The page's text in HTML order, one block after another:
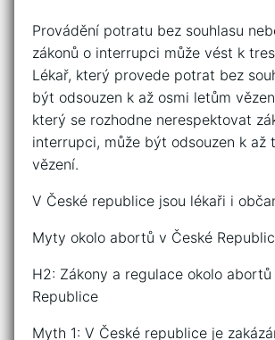
Provádění potratu bez souhlasu
zákonů o interrupci může vést k
Lékař, který provede potrat bez
být odsouzen k až osmi letům
který se rozhodne nerespektovat
interrupci, může být odsouzen k až
vězení.
V České republice jsou lékaři i
Myty okolo abortů v České
H2: Zákony a regulace okolo
Republice
Myth 1: V České republice je